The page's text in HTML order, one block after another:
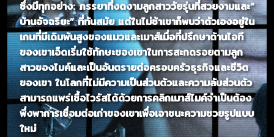
ซึ่งมีทุกอย่าง: ภรรยาที่งดงามลูกสาววัยรุ่นที่สวยงามและ“
บ้านอัจฉริยะ” ที่ทันสมัย แต่ในไม่ช้าเขาก็พบว่าตัวเองอยู่ใน
เกมที่มีเดิมพันสูงของแมวและเมาส์เมื่อที่ปรึกษาด้านไอที
ของเขาเอ็ดเริ่มใช้ทักษะของเขาในการสะกดรอยตามลูก
สาวของไมค์และเป็นอันตรายต่อครอบครัวธุรกิจและชีวิต
ของเขา ในโลกที่ไม่มีความเป็นส่วนตัวและความลับส่วนตัว
สามารถแพร่เชื้อไวรัสได้ด้วยการคลิกเมาส์ไมค์จำเป็นต้อง
พึ่งพาการเชื่อมต่อเก่าของเขาเพื่อเอาชนะความซวยรูปแบบ
ใหม่